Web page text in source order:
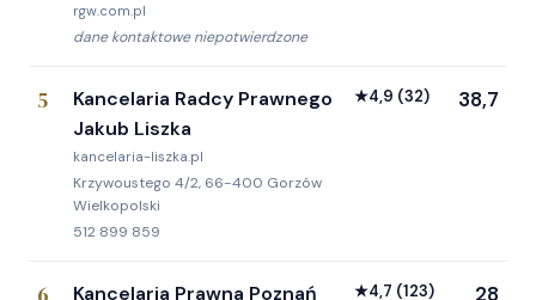
rgw.com.pl
dane kontaktowe niepotwierdzone
5
Kancelaria Radcy Prawnego
Jakub Liszka
kancelaria-liszka.pl
Krzywoustego 4/2, 66-400 Gorzów
Wielkopolski
512 899 859
★4,9 (32) 38,7
Kancelaria Prawna Poznań
★4,7 (123) 28